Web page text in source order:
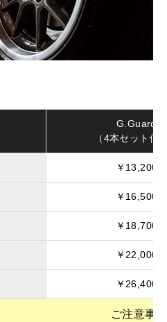
G.Guard
（4本セット価
￥13,200
￥16,500
￥18,700
￥22,000
￥26,400
ご注意事項